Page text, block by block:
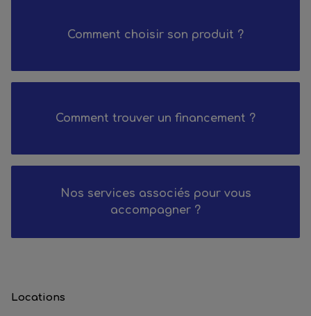
Comment choisir son produit ?
Comment trouver un financement ?
Nos services associés pour vous
accompagner ?
Locations